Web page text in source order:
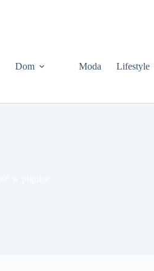
Dom Moda Lifestyle